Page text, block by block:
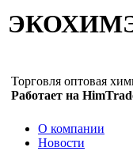
Торговля оптовая
Работает на
О компании
Новости